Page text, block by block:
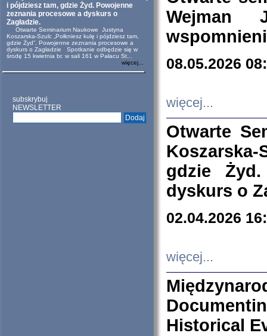
i pójdziesz tam, gdzie Żyd. Powojenne
zeznania procesowe a dyskurs o
Zagładzie.
Otwarte Seminarium Naukowe Justyna
Koszarska-Szulc „Połkniesz kulę i pójdziesz tam,
gdzie Żyd”. Powojenne zeznania procesowe a
dyskurs o Zagładzie Spotkanie odbędzie się w
środę 15 kwietnia br. w sali 161 w Pałacu St...
więcej...
subskrybuj
NEWSLETTER
Wejman
08.05.2026
więcej...
Otwarte
Koszarska-
gdzie
dyskurs o
02.04.2026
więcej...
Historical